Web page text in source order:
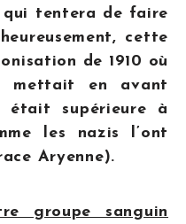
qui tentera de faire
cette
de 1910 où
mettait en avant
était supérieure à
les nazis l’ont
Aryenne).
groupe sanguin